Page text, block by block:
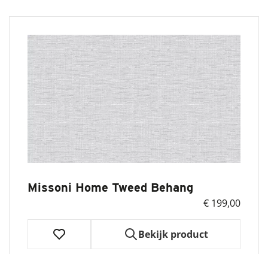
Missoni Home Tweed Behang
€ 199,00
Bekijk product